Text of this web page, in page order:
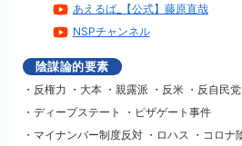
あえるば_【公式】藤原直哉
NSPチャンネル
陰謀論的要素
・反権力 ・大本 ・親露派 ・反米 ・反自民党
・ディープステート ・ピザゲート事件
・マイナンバー制度反対 ・ロハス ・コロナ